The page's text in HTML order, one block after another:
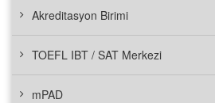
Akreditasyon Birimi
TOEFL IBT / SAT Merkezi
mPAD